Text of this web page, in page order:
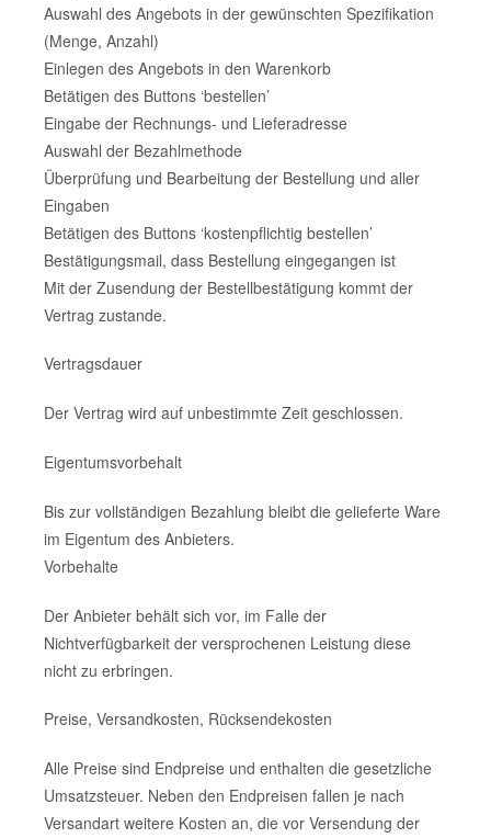
Auswahl des Angebots in der gewünschten Spezifikation
(Menge, Anzahl)
Einlegen des Angebots in den Warenkorb
Betätigen des Buttons ‘bestellen’
Eingabe der Rechnungs- und Lieferadresse
Auswahl der Bezahlmethode
Überprüfung und Bearbeitung der Bestellung und aller
Eingaben
Betätigen des Buttons ‘kostenpflichtig bestellen’
Bestätigungsmail, dass Bestellung eingegangen ist
Mit der Zusendung der Bestellbestätigung kommt der
Vertrag zustande.
Vertragsdauer
Der Vertrag wird auf unbestimmte Zeit geschlossen.
Eigentumsvorbehalt
Bis zur vollständigen Bezahlung bleibt die gelieferte Ware
im Eigentum des Anbieters.
Vorbehalte
Der Anbieter behält sich vor, im Falle der
Nichtverfügbarkeit der versprochenen Leistung diese
nicht zu erbringen.
Preise, Versandkosten, Rücksendekosten
Alle Preise sind Endpreise und enthalten die gesetzliche
Umsatzsteuer. Neben den Endpreisen fallen je nach
Versandart weitere Kosten an, die vor Versendung der